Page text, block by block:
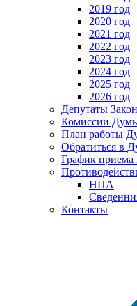
2019 год
2020 год
2021 год
2022 год
2023 год
2024 год
2025 год
2026 год
Депутаты
Комиссии
План работы
Обратиться в
График приема
НПА
Контакты